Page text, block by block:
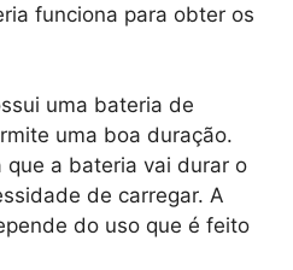
funciona para obter os
uma bateria de
uma boa duração.
que a bateria vai durar o
de carregar. A
do uso que é feito